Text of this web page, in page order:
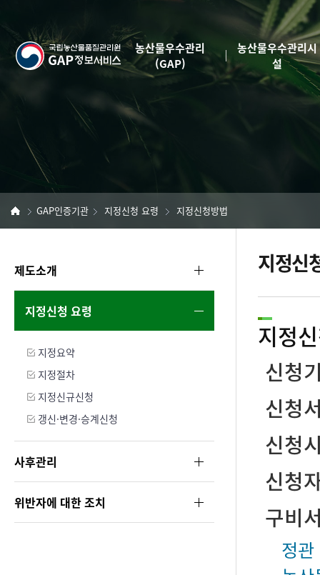
국
산
품
질
관
리
원
GAP
정
보
서
비
스
농산물우수관리
(GAP)
농산물우수관리시
설
측
뉴
제도소개
지정신청 요령
지정요약
지정절차
지정신규신청
갱신·변경·승계신청
사후관리
위반자에 대한 조치
GAP인증기관 지정신청 요령 지정신청방법
지정신
지정
신청
신청
신청
신청
구비
정